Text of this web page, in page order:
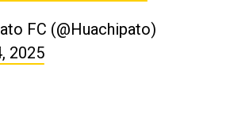
FC (@Huachipato)
2025